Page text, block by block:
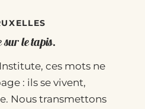
sur le tapis.
ces mots ne
: ils se vivent,
Nous transmettons